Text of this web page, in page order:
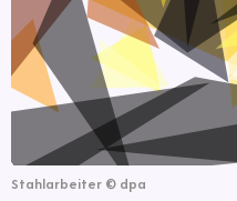
Stahlarbeiter © dpa